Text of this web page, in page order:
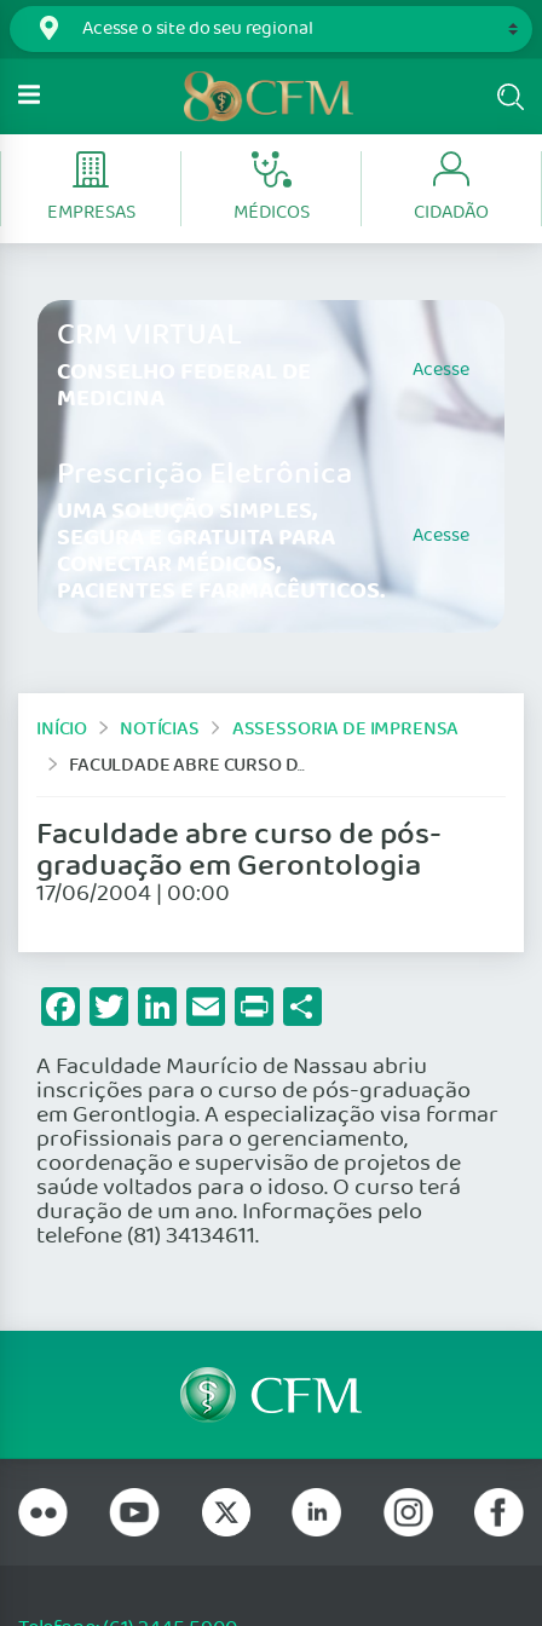
EMPRESAS MÉDICOS CIDADÃO
CRM VIRTUAL
CONSELHO FEDERAL DE
MEDICINA
Acesse
Prescrição Eletrônica
UMA SOLUÇÃO SIMPLES,
SEGURA E GRATUITA PARA
CONECTAR MÉDICOS,
PACIENTES E FARMACÊUTICOS.
Acesse
INÍCIO NOTÍCIAS
ASSESSORIA DE IMPRENSA
FACULDADE ABRE CURSO DE PÓS-GRADUAÇÃO EM GERONTOLOGIA
Faculdade abre curso de pós-
graduação em Gerontologia
17/06/2004 | 00:00
Facebook
Twitter
LinkedIn
Email
Print
A Faculdade Maurício de Nassau abriu
inscrições para o curso de pós-graduação
em Gerontlogia. A especialização visa formar
profissionais para o gerenciamento,
coordenação e supervisão de projetos de
saúde voltados para o idoso. O curso terá
duração de um ano. Informações pelo
telefone (81) 34134611.